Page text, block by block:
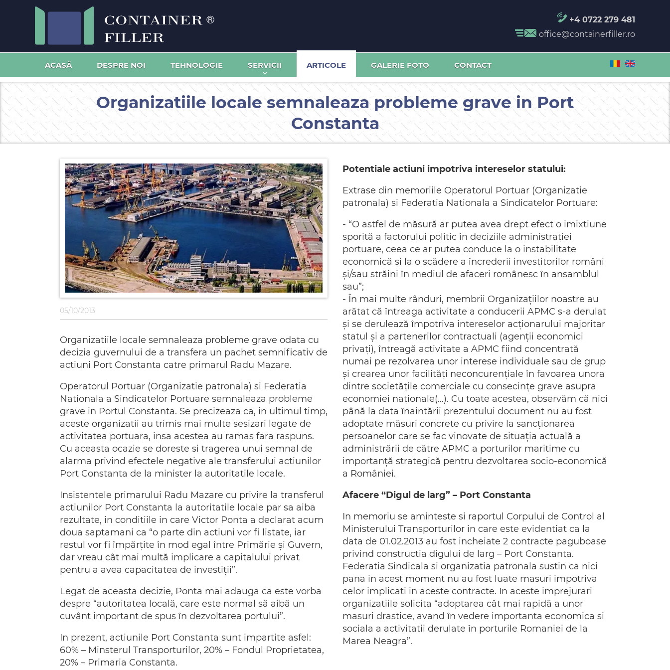
+4 0722 279 481
office@containerfiller.ro
ACASĂ DESPRE NOI TEHNOLOGIE SERVICII ARTICOLE GALERIE FOTO CONTACT
Organizatiile locale semnaleaza probleme grave in Port
Constanta
05/10/2013
Organizatiile locale semnaleaza probleme grave odata cu
decizia guvernului de a transfera un pachet semnificativ de
actiuni Port Constanta catre primarul Radu Mazare.
Operatorul Portuar (Organizatie patronala) si Federatia
Nationala a Sindicatelor Portuare semnaleaza probleme
grave in Portul Constanta. Se precizeaza ca, in ultimul timp,
aceste organizatii au trimis mai multe sesizari legate de
activitatea portuara, insa acestea au ramas fara raspuns.
Cu aceasta ocazie se doreste si tragerea unui semnal de
alarma privind efectele negative ale transferului actiunilor
Port Constanta de la minister la autoritatile locale.
Insistentele primarului Radu Mazare cu privire la transferul
actiunilor Port Constanta la autoritatile locale par sa aiba
rezultate, in conditiile in care Victor Ponta a declarat acum
doua saptamani ca “o parte din actiuni vor fi listate, iar
restul vor fi împărţite în mod egal între Primărie şi Guvern,
dar vreau cât mai multă implicare a capitalului privat
pentru a avea capacitatea de investiţii”.
Legat de aceasta decizie, Ponta mai adauga ca este vorba
despre “autoritatea locală, care este normal să aibă un
cuvânt important de spus în dezvoltarea portului”.
In prezent, actiunile Port Constanta sunt impartite asfel:
60% – Minsterul Transporturilor, 20% – Fondul Proprietatea,
20% – Primaria Constanta.
Potentiale actiuni impotriva intereselor statului:
Extrase din memoriile Operatorul Portuar (Organizatie
patronala) si Federatia Nationala a Sindicatelor Portuare:
- “O astfel de măsură ar putea avea drept efect o imixtiune
sporită a factorului politic în deciziile administraţiei
portuare, ceea ce ar putea conduce la o instabilitate
economică şi la o scădere a încrederii investitorilor români
şi/sau străini în mediul de afaceri românesc în ansamblul
sau”;
- În mai multe rânduri, membrii Organizaţiilor noastre au
arătat că întreaga activitate a conducerii APMC s-a derulat
şi se derulează împotriva intereselor acţionarului majoritar
statul şi a partenerilor contractuali (agenţii economici
privaţi), întreagă activitate a APMC fiind concentrată
numai pe rezolvarea unor interese individuale sau de grup
şi crearea unor facilităţi neconcurenţiale în favoarea unora
dintre societăţile comerciale cu consecinţe grave asupra
economiei naţionale(…). Cu toate acestea, observăm că nici
până la data înaintării prezentului document nu au fost
adoptate măsuri concrete cu privire la sancţionarea
persoanelor care se fac vinovate de situaţia actuală a
administrării de către APMC a porturilor maritime cu
importanţă strategică pentru dezvoltarea socio-economică
a României.
Afacere “Digul de larg” – Port Constanta
In memoriu se aminteste si raportul Corpului de Control al
Ministerului Transporturilor in care este evidentiat ca la
data de 01.02.2013 au fost incheiate 2 contracte paguboase
privind constructia digului de larg – Port Constanta.
Federatia Sindicala si organizatia patronala sustin ca nici
pana in acest moment nu au fost luate masuri impotriva
celor implicati in aceste contracte. In aceste imprejurari
organizatiile solicita “adoptarea cât mai rapidă a unor
masuri drastice, avand în vedere importanta economica si
sociala a activitatii derulate în porturile Romaniei de la
Marea Neagra”.